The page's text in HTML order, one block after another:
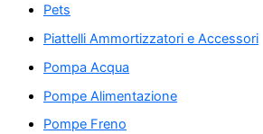
Pets
Piattelli Ammortizzatori e Accessori
Pompa Acqua
Pompe Alimentazione
Pompe Freno